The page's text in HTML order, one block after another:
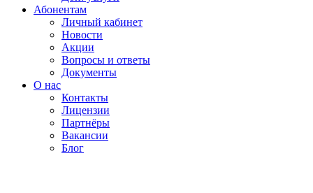
Абонентам
Личный кабинет
Новости
Акции
Вопросы и ответы
Документы
О нас
Контакты
Лицензии
Партнёры
Вакансии
Блог